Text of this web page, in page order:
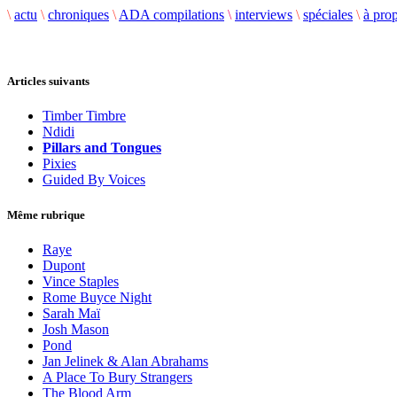
\ actu \ chroniques \ ADA compilations \ interviews \ spéciales \ à
Articles suivants
Timber Timbre
Ndidi
Pillars and Tongues
Pixies
Guided By Voices
Même rubrique
Raye
Dupont
Vince Staples
Rome Buyce Night
Sarah Maï
Josh Mason
Pond
Jan Jelinek & Alan Abrahams
A Place To Bury Strangers
The Blood Arm